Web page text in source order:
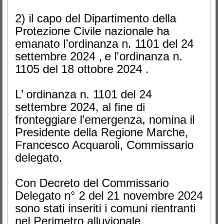
2) il capo del Dipartimento della
Protezione Civile nazionale ha
emanato l’ordinanza n. 1101 del 24
settembre 2024 , e l'ordinanza n.
1105 del 18 ottobre 2024 .
L’ ordinanza n. 1101 del 24
settembre 2024, al fine di
fronteggiare l’emergenza, nomina il
Presidente della Regione Marche,
Francesco Acquaroli, Commissario
delegato.
Con Decreto del Commissario
Delegato n° 2 del 21 novembre 2024
sono stati inseriti i comuni rientranti
nel Perimetro alluvionale